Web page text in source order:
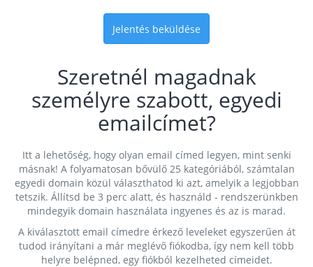
Jelentés beküldése
Szeretnél magadnak
személyre szabott, egyedi
emailcímet?
Itt a lehetőség, hogy olyan email címed legyen, mint senki
másnak! A folyamatosan bővülő 25 kategóriából, számtalan
egyedi domain közül választhatod ki azt, amelyik a legjobban
tetszik. Állítsd be 3 perc alatt, és használd - rendszerünkben
mindegyik domain használata ingyenes és az is marad.
A kiválasztott email címedre érkező leveleket egyszerűen át
tudod irányítani a már meglévő fiókodba, így nem kell több
helyre belépned, egy fiókból kezelheted címeidet.